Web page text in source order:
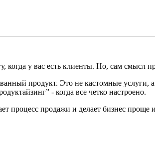
у вас есть клиенты. Но, сам смысл
продукт. Это не кастомные услуги,
- когда все четко настроено.
процесс продажи и делает бизнес проще